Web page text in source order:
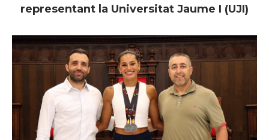
representant la Universitat Jaume I (UJI)